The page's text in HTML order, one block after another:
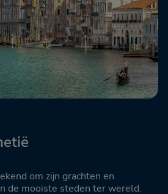
om zijn grachten en
de mooiste steden ter wereld.